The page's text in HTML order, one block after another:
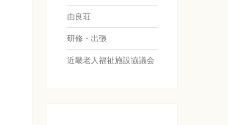
由良荘
研修・出張
近畿老人福祉施設協議会